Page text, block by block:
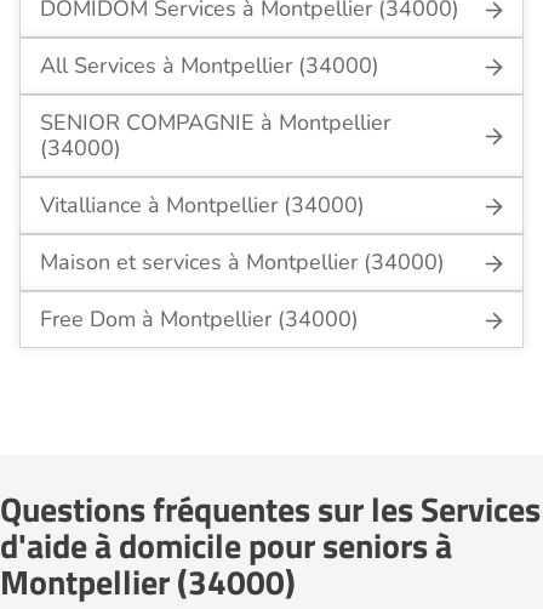
DOMIDOM Services à Montpellier (34000)
All Services à Montpellier (34000)
SENIOR COMPAGNIE à Montpellier
(34000)
Vitalliance à Montpellier (34000)
Maison et services à Montpellier (34000)
Free Dom à Montpellier (34000)
Questions fréquentes sur les Services
d'aide à domicile pour seniors à
Montpellier (34000)